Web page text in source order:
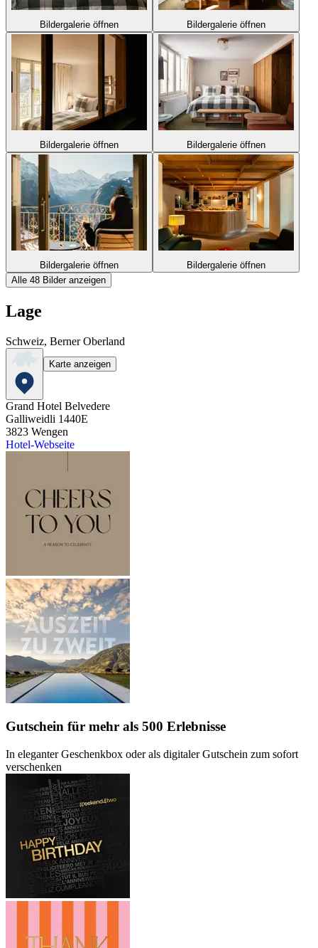
Bildergalerie öffnen Bildergalerie öffnen
Bildergalerie öffnen Bildergalerie öffnen
Bildergalerie öffnen
Bildergalerie öffnen
Alle 48 Bilder anzeigen
Lage
Schweiz, Berner Oberland
Karte anzeigen
Grand Hotel Belvedere
Galliweidli 1440E
3823 Wengen
Hotel-Webseite
Gutschein für mehr als 500 Erlebnisse
In eleganter Geschenkbox oder als digitaler Gutschein zum sofort
verschenken